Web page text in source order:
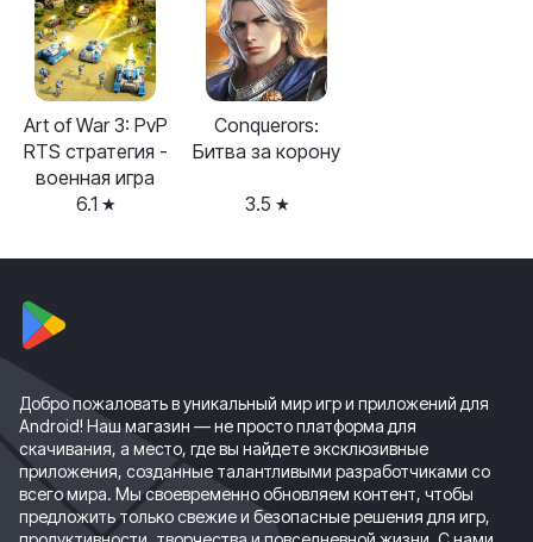
Art of War 3: PvP
RTS стратегия -
военная игра
6.1
Сonquerors:
Битва за корону
3.5
Добро пожаловать в уникальный мир игр и приложений для
Android! Наш магазин — не просто платформа для
скачивания, а место, где вы найдете эксклюзивные
приложения, созданные талантливыми разработчиками со
всего мира. Мы своевременно обновляем контент, чтобы
предложить только свежие и безопасные решения для игр,